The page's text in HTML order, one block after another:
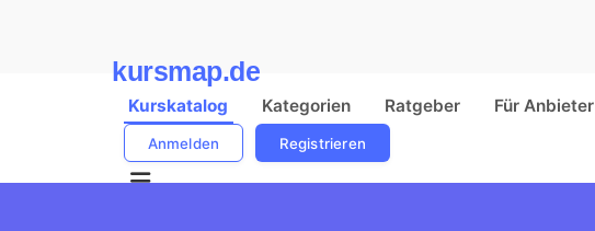
kursmap.de
Kurskatalog Kategorien Ratgeber Für Anbieter
Anmelden Registrieren